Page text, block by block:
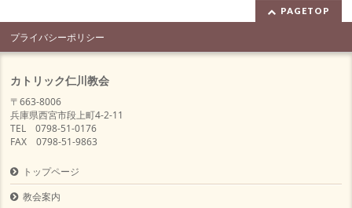
PAGETOP
プライバシーポリシー
カトリック仁川教会
〒663-8006
兵庫県西宮市段上町4-2-11
TEL 0798-51-0176
FAX 0798-51-9863
トップページ
教会案内